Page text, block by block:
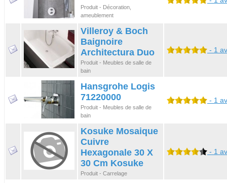
Produit - Décoration,
ameublement
Villeroy & Boch
Baignoire
Architectura Duo
Produit - Meubles de salle de
bain
- 1
Hansgrohe Logis
71220000
Produit - Meubles de salle de
bain
- 1
Kosuke Mosaique
Cuivre
Hexagonale 30 X
30 Cm Kosuke
Produit - Carrelage
- 1